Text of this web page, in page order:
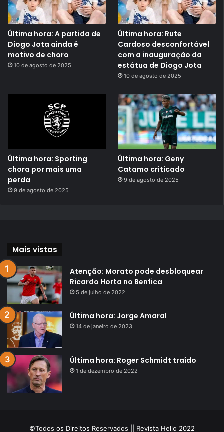
Última hora: A partida de
Diogo Jota ainda é
motivo de choro
10 de agosto de 2025
Última hora: Rute
Cardoso desconfortável
com a inauguração da
estátua de Diogo Jota
10 de agosto de 2025
Última hora: Sporting
chora por mais uma
perda
9 de agosto de 2025
Última hora: Geny
Catamo criticado
9 de agosto de 2025
Mais vistas
Atenção: Morato pode desbloquear
Ricardo Horta no Benfica
5 de julho de 2022
Última hora: Jorge Amaral
14 de janeiro de 2023
Última hora: Roger Schmidt traído
1 de dezembro de 2022
©Todos os Direitos Reservados || Revista Hello 2022